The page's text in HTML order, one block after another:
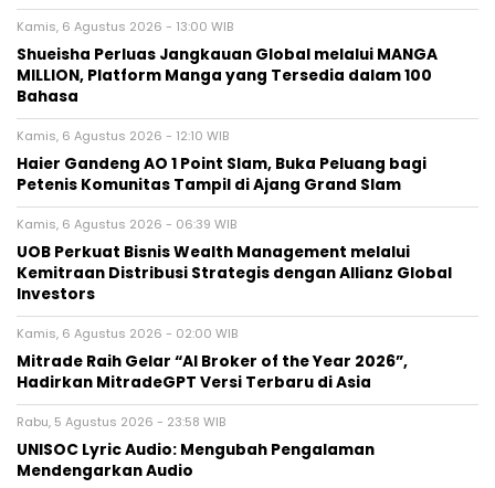
Kamis, 6 Agustus 2026 - 13:00 WIB
Shueisha Perluas Jangkauan Global melalui MANGA
MILLION, Platform Manga yang Tersedia dalam 100
Bahasa
Kamis, 6 Agustus 2026 - 12:10 WIB
Haier Gandeng AO 1 Point Slam, Buka Peluang bagi
Petenis Komunitas Tampil di Ajang Grand Slam
Kamis, 6 Agustus 2026 - 06:39 WIB
UOB Perkuat Bisnis Wealth Management melalui
Kemitraan Distribusi Strategis dengan Allianz Global
Investors
Kamis, 6 Agustus 2026 - 02:00 WIB
Mitrade Raih Gelar “AI Broker of the Year 2026”,
Hadirkan MitradeGPT Versi Terbaru di Asia
Rabu, 5 Agustus 2026 - 23:58 WIB
UNISOC Lyric Audio: Mengubah Pengalaman
Mendengarkan Audio